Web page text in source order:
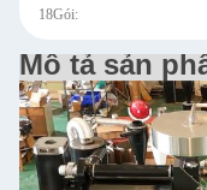
18Gói:
Mô tả sản